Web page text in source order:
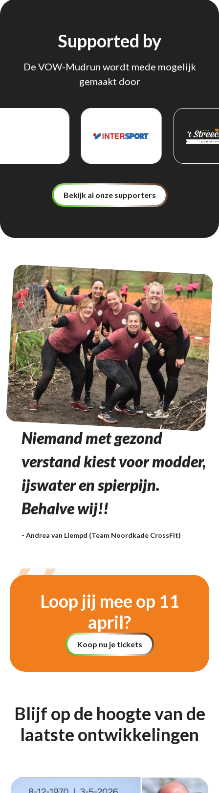
Supported by
De VOW-Mudrun wordt mede mogelijk
gemaakt door
Bekijk al onze supporters
Niemand met gezond
verstand kiest voor modder,
ijswater en spierpijn.
Behalve wij!!
- Andrea van Liempd (Team Noordkade CrossFit)
“Loop jij mee op 11
april?
Koop nu je tickets
Blijf op de hoogte van de
laatste ontwikkelingen